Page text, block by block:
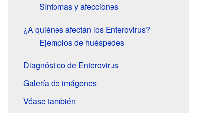
Síntomas y afecciones
¿A quiénes afectan los Enterovirus?
Ejemplos de huéspedes
Diagnóstico de Enterovirus
Galería de imágenes
Véase también